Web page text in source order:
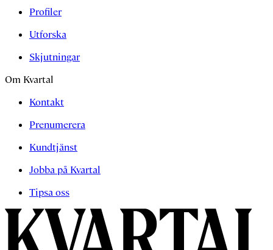
Profiler
Utforska
Skjutningar
Om Kvartal
Kontakt
Prenumerera
Kundtjänst
Jobba på Kvartal
Tipsa oss